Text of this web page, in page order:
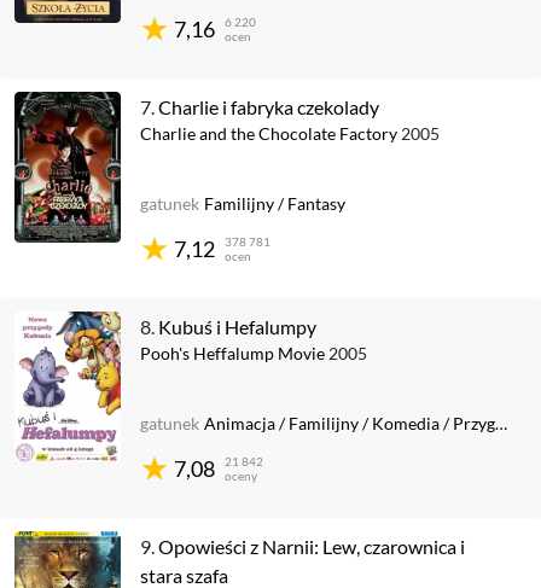
7,16
6 220
ocen
7.Charlie i fabryka czekolady
Charlie and the Chocolate Factory 2005
7,12
378 781
ocen
gatunek Familijny/Fantasy
8. Kubuś i Hefalumpy
Pooh's Heffalump Movie 2005
7,08
21 842
oceny
gatunek Animacja/Familijny/Komedia/Przygodowy
9.Opowieści z Narnii: Lew, czarownica i
stara szafa